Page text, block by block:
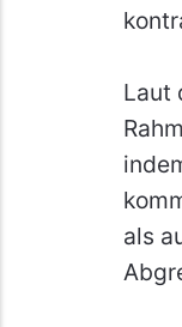
Laut
als